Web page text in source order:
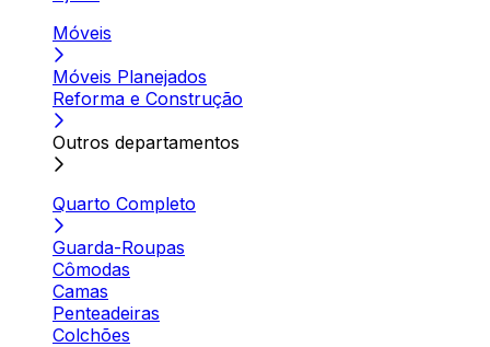
Móveis
Móveis Planejados
Reforma e Construção
Outros departamentos
Quarto Completo
Guarda-Roupas
Cômodas
Camas
Penteadeiras
Colchões